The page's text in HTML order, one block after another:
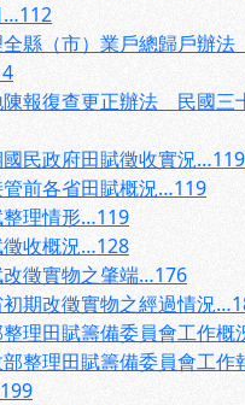
…112
全縣（市）業戶總歸戶辦
陳報復查更正辦法 民國三
民政府田賦徵收實況…119
前各省田賦概況…119
整理情形…119
徵收概況…128
改徵實物之肇端…176
初期改徵實物之經過情況
理田賦籌備委員會工作
部整理田賦籌備委員會工